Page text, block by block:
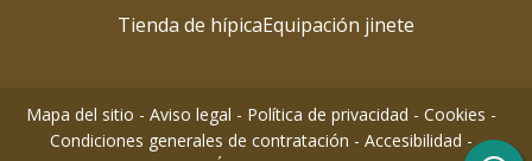
Tienda de hípicaEquipación jinete
Mapa del sitio - Aviso legal - Política de privacidad - Cookies -
Condiciones generales de contratación - Accesibilidad -